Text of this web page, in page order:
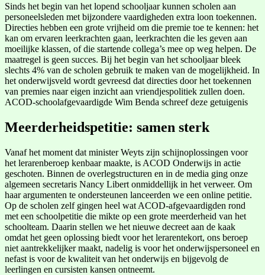
Sinds het begin van het lopend schooljaar kunnen scholen aan
personeelsleden met bijzondere vaardigheden extra loon toekennen.
Directies hebben een grote vrijheid om die premie toe te kennen: het
kan om ervaren leerkrachten gaan, leerkrachten die les geven aan
moeilijke klassen, of die startende collega’s mee op weg helpen. De
maatregel is geen succes. Bij het begin van het schooljaar bleek
slechts 4% van de scholen gebruik te maken van de mogelijkheid. In
het onderwijsveld wordt gevreesd dat directies door het toekennen
van premies naar eigen inzicht aan vriendjespolitiek zullen doen.
ACOD-schoolafgevaardigde Wim Benda schreef deze getuigenis
Meerderheidspetitie: samen sterk
Vanaf het moment dat minister Weyts zijn schijnoplossingen voor
het lerarenberoep kenbaar maakte, is ACOD Onderwijs in actie
geschoten. Binnen de overlegstructuren en in de media ging onze
algemeen secretaris Nancy Libert onmiddellijk in het verweer. Om
haar argumenten te ondersteunen lanceerden we een online petitie.
Op de scholen zelf gingen heel wat ACOD-afgevaardigden rond
met een schoolpetitie die mikte op een grote meerderheid van het
schoolteam. Daarin stellen we het nieuwe decreet aan de kaak
omdat het geen oplossing biedt voor het lerarentekort, ons beroep
niet aantrekkelijker maakt, nadelig is voor het onderwijspersoneel en
nefast is voor de kwaliteit van het onderwijs en bijgevolg de
leerlingen en cursisten kansen ontneemt.